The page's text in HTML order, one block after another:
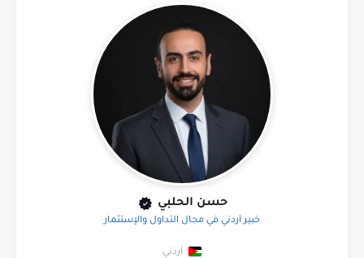
حسن الحلبي
خبير أردني في مجال التداول والإستثمار
أردني